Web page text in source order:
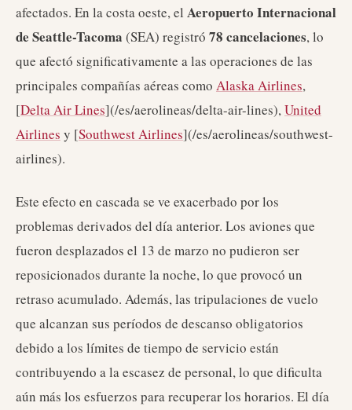
afectados. En la costa oeste, el Aeropuerto Internacional
de Seattle-Tacoma (SEA) registró 78 cancelaciones, lo
que afectó significativamente a las operaciones de las
principales compañías aéreas como Alaska Airlines,
[Delta Air Lines](/es/aerolineas/delta-air-lines),United
Airlines y [Southwest Airlines](/es/aerolineas/southwest-
airlines).
Este efecto en cascada se ve exacerbado por los
problemas derivados del día anterior. Los aviones que
fueron desplazados el 13 de marzo no pudieron ser
reposicionados durante la noche, lo que provocó un
retraso acumulado. Además, las tripulaciones de vuelo
que alcanzan sus períodos de descanso obligatorios
debido a los límites de tiempo de servicio están
contribuyendo a la escasez de personal, lo que dificulta
aún más los esfuerzos para recuperar los horarios. El día